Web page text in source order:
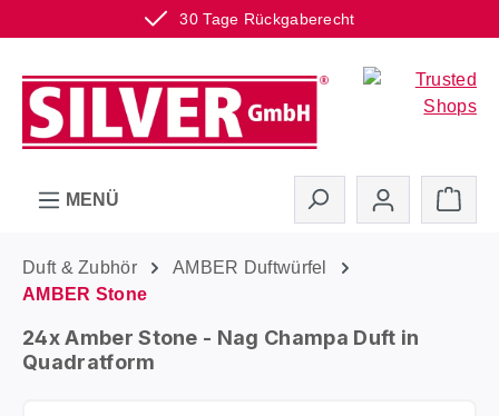
30 Tage Rückgaberecht
Zum Hauptinhalt springen
MENÜ
Duft & Zubhör
AMBER Duftwürfel
AMBER Stone
24x Amber Stone - Nag Champa Duft in
Quadratform